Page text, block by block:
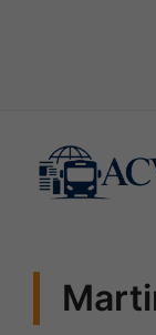
contenuto